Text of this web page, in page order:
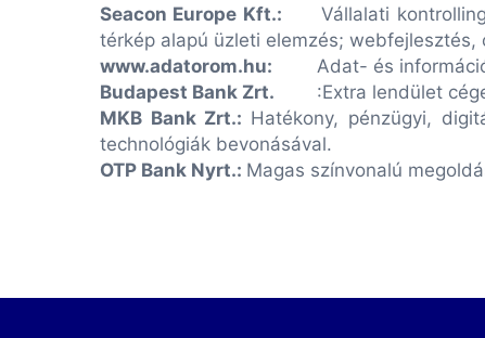
Seacon Europe Kft.:
Vállalati
térkép alapú üzleti elemzés; webfejlesztés,
www.adatorom.hu:
Adat- és
Budapest Bank Zrt.
:Extra lendület
MKB Bank Zrt.: Hatékony, pénzügyi,
technológiák bevonásával.
OTP Bank Nyrt.: Magas színvonalú